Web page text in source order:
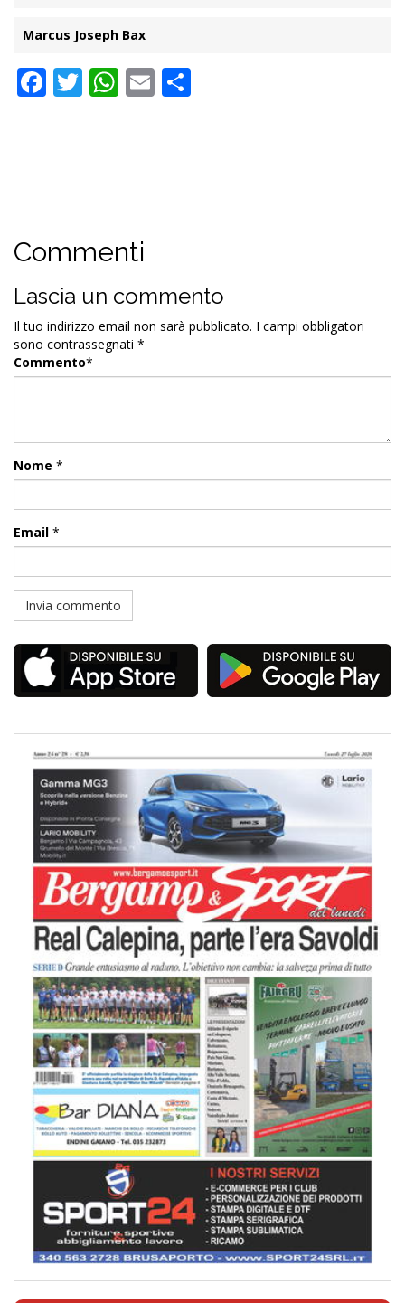
Marcus Joseph Bax
Facebook
Twitter
WhatsApp
Email
Commenti
Lascia un commento
Il tuo indirizzo email non sarà pubblicato. I campi obbligatori
sono contrassegnati *
Commento*
Nome *
Email *